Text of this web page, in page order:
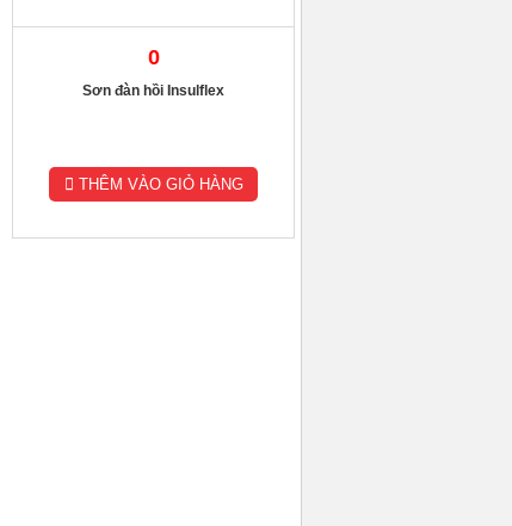
0
Sơn đàn hồi Insulflex
THÊM VÀO GIỎ HÀNG